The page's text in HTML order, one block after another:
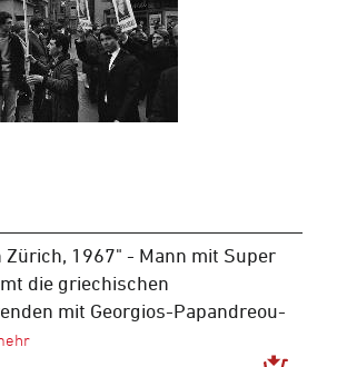
Zürich, 1967" - Mann mit Super
die griechischen
mit Georgios-Papandreou-